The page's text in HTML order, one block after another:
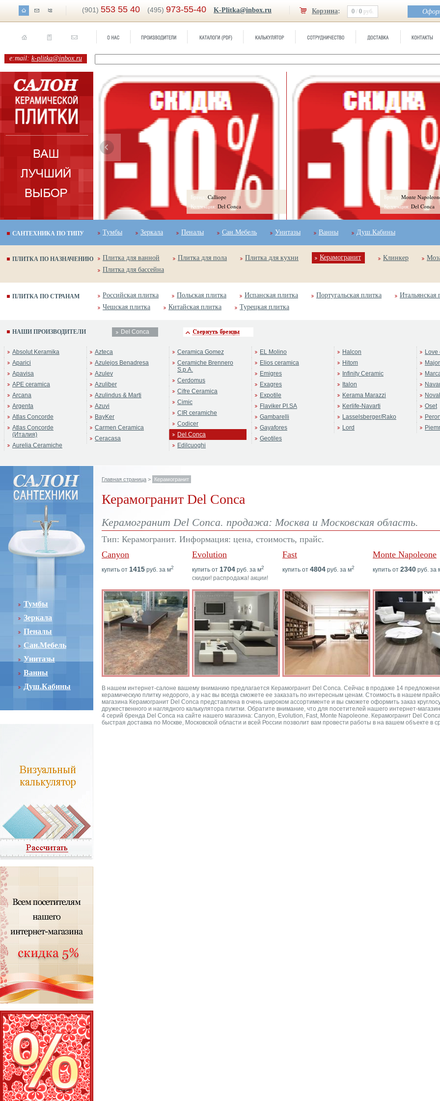
(901) 553 55 40 (495) 973-55-40 K-Plitka@inbox.ru Корзина: 0 / 0 руб.
e:mail: k-plitka@inbox.ru
Evolution
Бренд: Calliope
Коллекция: Del Conca
Бренд: Monte
Коллекция: Del Conca
САНТЕХНИКА ПО ТИПУ Тумбы Зеркала Пеналы Сан.Мебель Унитазы Ванны Душ.Кабины
ПЛИТКА ПО НАЗНАЧЕНИЮ Плитка для ванной Плитка для пола Плитка для кухни Керамогранит Клинкер
Плитка для бассейна
ПЛИТКА ПО СТРАНАМ Российская плитка Польская плитка Испанская плитка Португальская плитка
Итальянская
Чешская плитка
Китайская плитка Турецкая плитка
НАШИ ПРОИЗВОДИТЕЛИ Del Conca
Absolut Keramika
Aparici
Apavisa
APE ceramica
Arcana
Argenta
Atlas Concorde
Atlas Concorde
(Италия)
Aurelia Ceramiche
Azteca
Azulejos Benadresa
Azulev
Azuliber
Azulindus & Marti
Azuvi
BayKer
Carmen Ceramica
Ceracasa
Ceramica Gomez
Ceramiche Brennero
S.p.A.
Cerdomus
Cifre Ceramica
Cimic
CIR ceramiche
Codicer
Del Conca
Edilcuoghi
EL Molino
Elios ceramica
Emigres
Exagres
Expotile
Flaviker PI.SA
Gambarelli
Gayafores
Geotiles
Halcon
Hitom
Infinity Ceramic
Italon
Kerama Marazzi
Kerlife-Navarti
Lasselsberger/Rako
Lord
Love
Oset
Тумбы
Зеркала
Пеналы
Сан.Мебель
Унитазы
Ванны
Душ.Кабины
Главная страница > Керамогранит
Керамогранит Del Conca
Керамогранит Del Conca. продажа: Москва и Московская область.
Тип: Керамогранит. Информация: цена, стоимость, прайс.
Canyon
купить от 1415 руб. за м2
Evolution
купить от 1704 руб. за м2
скидки! распродажа! акции!
Fast
купить от 4804 руб. за м2
Monte Napoleone
купить от 2340 руб. за
В нашем интернет-салоне вашему вниманию предлагается Керамогранит Del Conca. Сейчас в продаже 14
керамическую плитку недорого, а у нас вы всегда сможете ее заказать по интересным ценам. Стоимость в нашем
магазина Керамогранит Del Conca представлена в очень широком ассортименте и вы сможете оформить заказ
дружественного и наглядного калькулятора плитки. Обратите внимание, что для посетителей нашего интернет-
4 серий бренда Del Conca на сайте нашего магазина: Canyon, Evolution, Fast, Monte Napoleone. Керамогранит Del
быстрая доставка по Москве, Московской области и всей России позволит вам провести работы в на вашем объекте в